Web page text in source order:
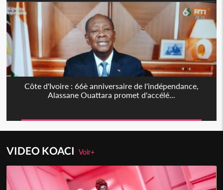
Côte d'Ivoire : 66è anniversaire de l'indépendance,
Alassane Ouattara promet d'accélé...
VIDEO KOACIVoir+